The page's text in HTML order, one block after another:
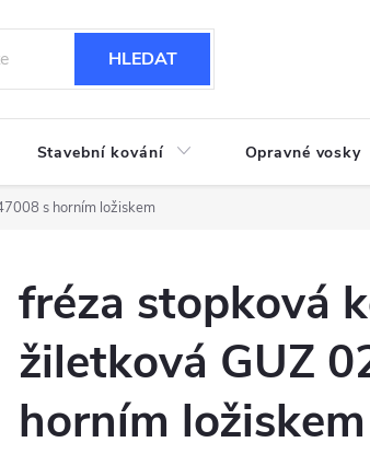
HLEDAT
Stavební kování Opravné vosky
s horním ložiskem
fréza stopková
žiletková GUZ
horním ložiskem